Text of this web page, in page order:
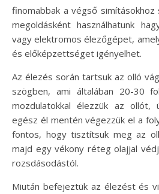
finomabbak a végső simításokhoz
megoldásként használhatunk
vagy elektromos élezőgépet,
és előképzettséget igényelhet.
Az élezés során tartsuk az olló
szögben, ami általában 20-30
mozdulatokkal élezzük az ollót,
egész él mentén végezzük el a
fontos, hogy tisztítsuk meg az
majd egy vékony réteg olajjal
rozsdásodástól.
Miután befejeztük az élezést és